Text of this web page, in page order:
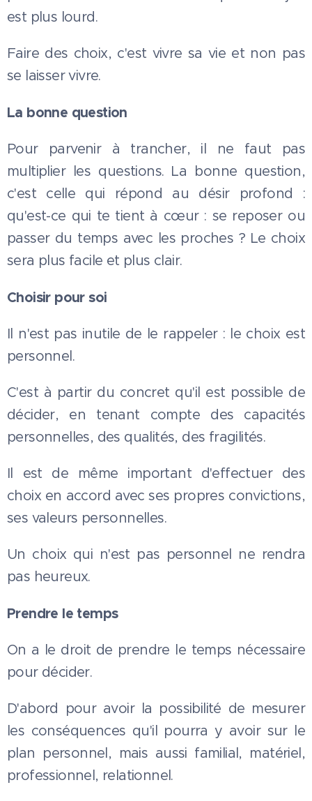
est plus lourd.
Faire des choix, c'est vivre sa vie et non pas
se laisser vivre.
La bonne question
Pour parvenir à trancher, il ne faut pas
multiplier les questions. La bonne question,
c'est celle qui répond au désir profond :
qu'est-ce qui te tient à cœur : se reposer ou
passer du temps avec les proches ? Le choix
sera plus facile et plus clair.
Choisir pour soi
Il n'est pas inutile de le rappeler : le choix est
personnel.
C'est à partir du concret qu'il est possible de
décider, en tenant compte des capacités
personnelles, des qualités, des fragilités.
Il est de même important d'effectuer des
choix en accord avec ses propres convictions,
ses valeurs personnelles.
Un choix qui n'est pas personnel ne rendra
pas heureux.
Prendre le temps
On a le droit de prendre le temps nécessaire
pour décider.
D'abord pour avoir la possibilité de mesurer
les conséquences qu'il pourra y avoir sur le
plan personnel, mais aussi familial, matériel,
professionnel, relationnel.